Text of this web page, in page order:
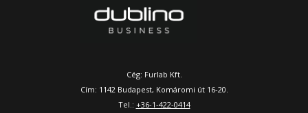
Cég: Furlab Kft.
Cím: 1142 Budapest, Komáromi út 16-20.
Tel.: +36-1-422-0414